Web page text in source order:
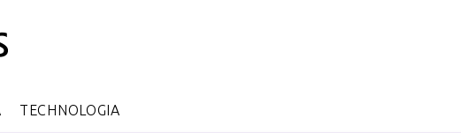
TECHNOLOGIA